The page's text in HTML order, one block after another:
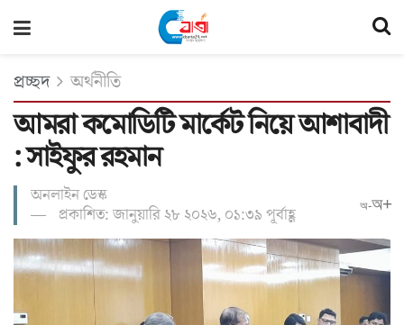
প্রচ্ছদ অর্থনীতি
আমরা কমোডিটি মার্কেট নিয়ে আশাবাদী
: সাইফুর রহমান
অনলাইন ডেস্ক
প্রকাশিত: জানুয়ারি ২৮ ২০২৬, ০১:৩৯ পূর্বাহ্ণ
অ-অ+